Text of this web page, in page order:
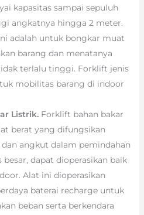
kapasitas sampai sepuluh
angkatnya hingga 2 meter.
adalah untuk bongkar muat
barang dan menatanya
terlalu tinggi. Forklift jenis
mobilitas barang di indoor
Listrik. Forklift bahan bakar
berat yang difungsikan
angkut dalam pemindahan
besar, dapat dioperasikan baik
Alat ini dioperasikan
baterai recharge untuk
beban serta berkendara